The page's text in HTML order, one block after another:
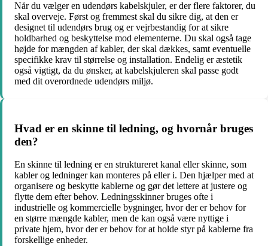
Når du vælger en udendørs kabelskjuler, er der flere faktorer, du
skal overveje. Først og fremmest skal du sikre dig, at den er
designet til udendørs brug og er vejrbestandig for at sikre
holdbarhed og beskyttelse mod elementerne. Du skal også tage
højde for mængden af kabler, der skal dækkes, samt eventuelle
specifikke krav til størrelse og installation. Endelig er æstetik
også vigtigt, da du ønsker, at kabelskjuleren skal passe godt
med dit overordnede udendørs miljø.
Hvad er en skinne til ledning, og hvornår bruges
den?
En skinne til ledning er en struktureret kanal eller skinne, som
kabler og ledninger kan monteres på eller i. Den hjælper med at
organisere og beskytte kablerne og gør det lettere at justere og
flytte dem efter behov. Ledningsskinner bruges ofte i
industrielle og kommercielle bygninger, hvor der er behov for
en større mængde kabler, men de kan også være nyttige i
private hjem, hvor der er behov for at holde styr på kablerne fra
forskellige enheder.